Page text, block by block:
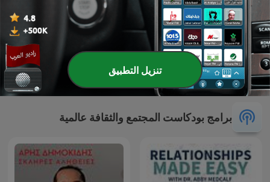
TED Talks Daily
Les pieds sur terre
برامج بودكاست المجتمع والثقافة عالمية
تنزيل التطبيق